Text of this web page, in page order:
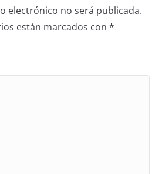
electrónico no será publicada.
están marcados con *